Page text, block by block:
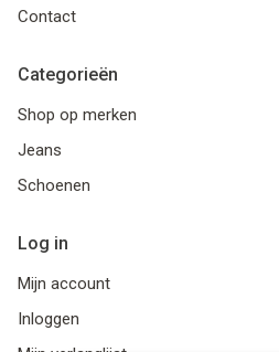
Contact
Categorieën
Shop op merken
Jeans
Schoenen
Log in
Mijn account
Inloggen